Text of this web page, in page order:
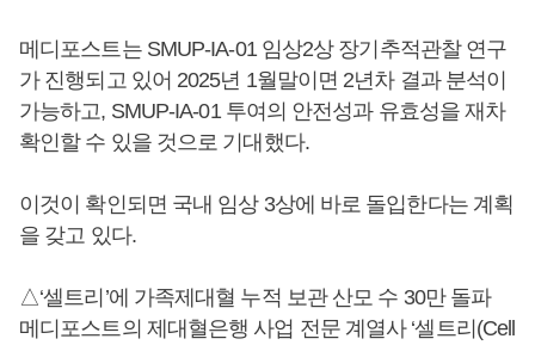
메디포스트는 SMUP-IA-01 임상2상 장기추적관찰 연구
가 진행되고 있어 2025년 1월말이면 2년차 결과 분석이
가능하고, SMUP-IA-01 투여의 안전성과 유효성을 재차
확인할 수 있을 것으로 기대했다.
이것이 확인되면 국내 임상 3상에 바로 돌입한다는 계획
을 갖고 있다.
△‘셀트리’에 가족제대혈 누적 보관 산모 수 30만 돌파
메디포스트의 제대혈은행 사업 전문 계열사 ‘셀트리(Cell